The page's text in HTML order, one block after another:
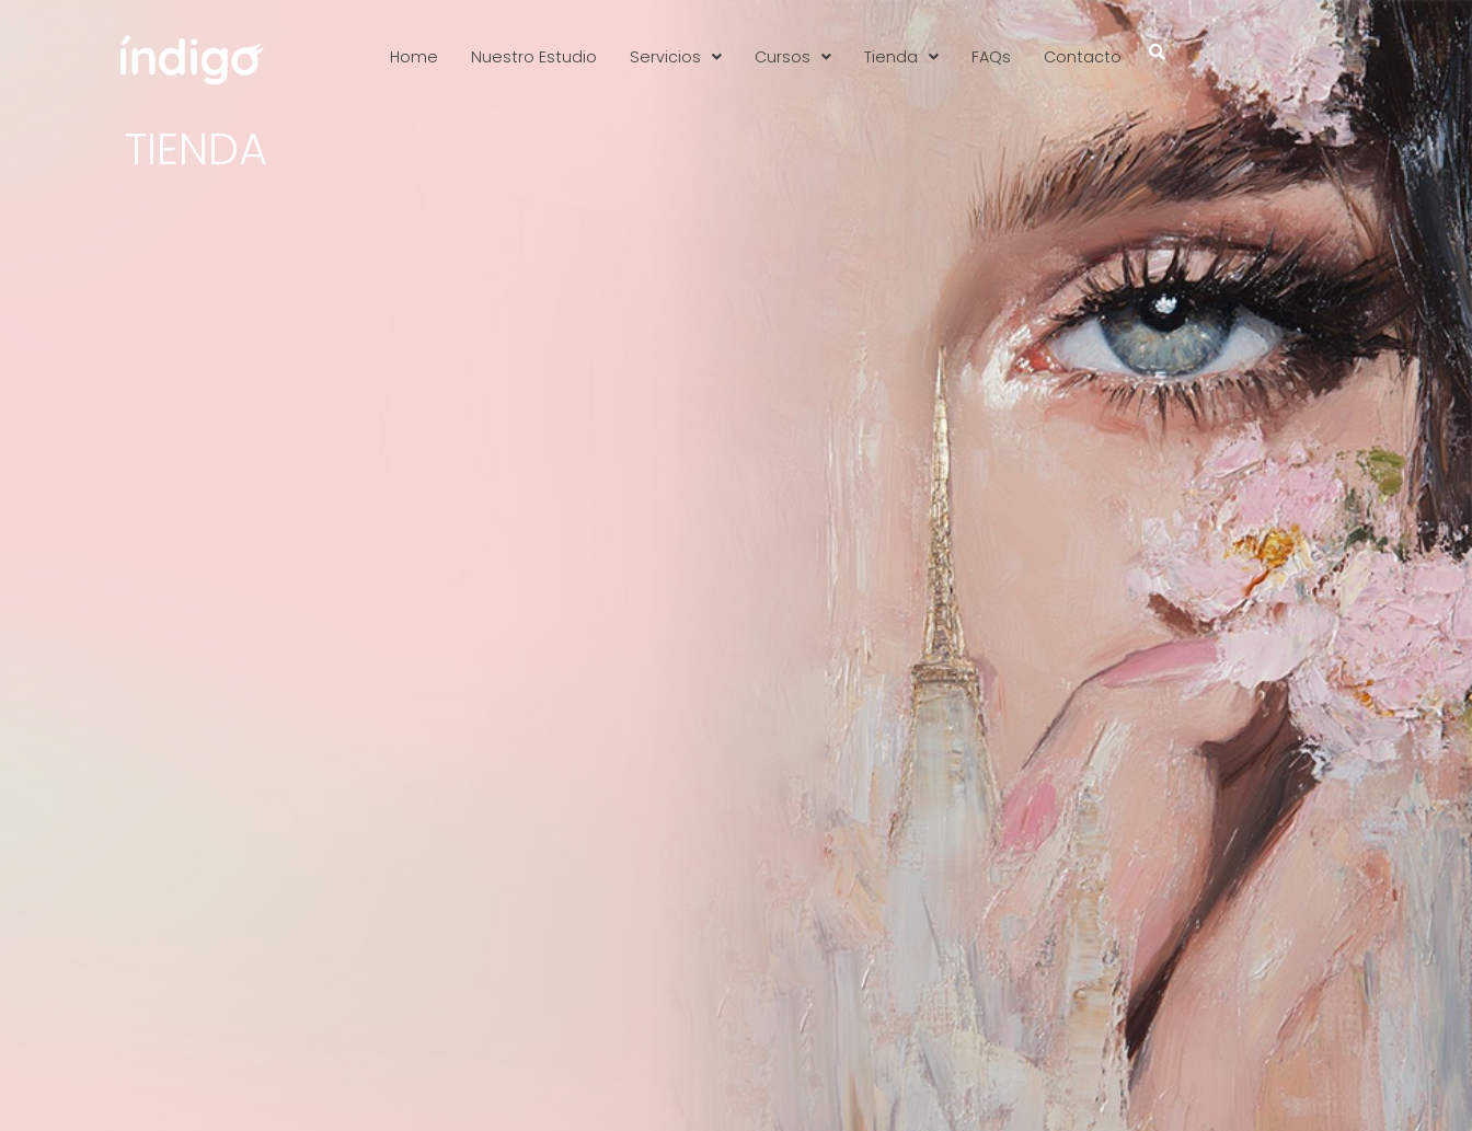
Home Nuestro Estudio Servicios Cursos Tienda FAQs Contacto
TIENDA